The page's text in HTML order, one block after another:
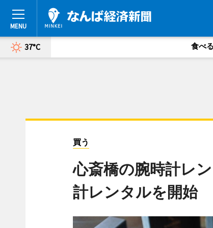
37°C 食べる
買う
心斎橋の腕時計レ
計レンタルを開始